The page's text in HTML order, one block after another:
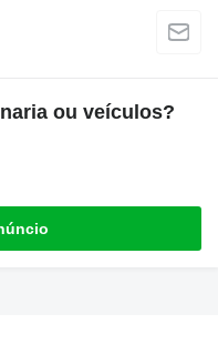
ou veículos?